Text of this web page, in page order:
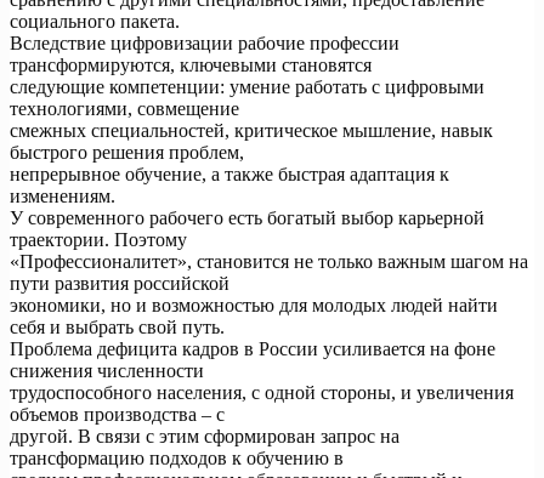
социального пакета.
Вследствие цифровизации рабочие профессии
трансформируются, ключевыми становятся
следующие компетенции: умение работать с цифровыми
технологиями, совмещение
смежных специальностей, критическое мышление, навык
быстрого решения проблем,
непрерывное обучение, а также быстрая адаптация к
изменениям.
У современного рабочего есть богатый выбор карьерной
траектории. Поэтому
«Профессионалитет», становится не только важным шагом на
пути развития российской
экономики, но и возможностью для молодых людей найти
себя и выбрать свой путь.
Проблема дефицита кадров в России усиливается на фоне
снижения численности
трудоспособного населения, с одной стороны, и увеличения
объемов производства – с
другой. В связи с этим сформирован запрос на
трансформацию подходов к обучению в